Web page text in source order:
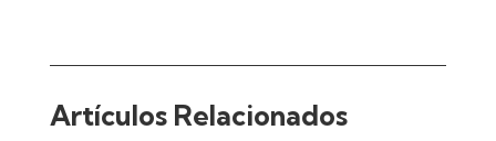
Artículos Relacionados